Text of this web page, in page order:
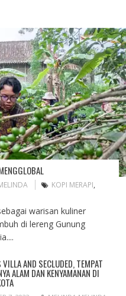
KOPI MERAPI,
warisan kuliner
di lereng Gunung
VILLA AND SECLUDED, TEMPAT
ALAM DAN KENYAMANAN DI